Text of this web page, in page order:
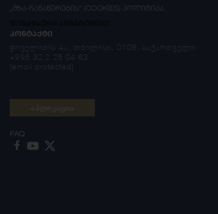
„ᲛᲖᲐ-ᲩᲐᲜᲐᲬᲔᲠᲔᲑᲘᲡ“ (COOKIES) ᲞᲝᲚᲘᲢᲘᲙᲐ
ᲙᲝᲜᲢᲐᲥᲢᲘ
ჭოველიძის 4ა, თბილისი, 0108, საქართველო
+995 32 2 25 04 63
[email protected]
FAQ